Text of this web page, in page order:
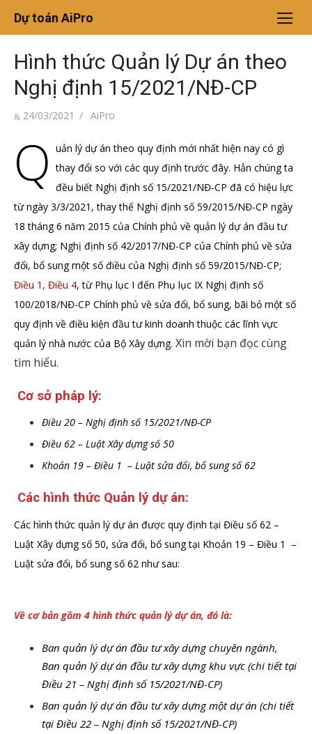
dung
Dự toán AiPro
Hình thức Quản lý Dự án theo
Nghị định 15/2021/NĐ-CP
Đăng
24/03/2021
Tác
AiPro
Q uản lý dự án theo quy định mới nhất hiện nay có gì
thay đổi so với các quy định trước đây. Hẳn chúng ta
đều biết Nghị định số 15/2021/NĐ-CP đã có hiệu lực
từ ngày 3/3/2021, thay thế Nghị định số 59/2015/NĐ-CP ngày
18 tháng 6 năm 2015 của Chính phủ về quản lý dự án đầu tư
xây dựng; Nghị định số 42/2017/NĐ-CP của Chính phủ về sửa
đổi, bổ sung một số điều của Nghị định số 59/2015/NĐ-CP;
Điều 1, Điều 4, từ Phụ lục I đến Phụ lục IX Nghị định số
100/2018/NĐ-CP Chính phủ về sửa đổi, bổ sung, bãi bỏ một số
quy định về điều kiện đầu tư kinh doanh thuộc các lĩnh vực
quản lý nhà nước của Bộ Xây dựng. Xin mời bạn đọc cùng
tìm hiểu.
Cơ sở pháp lý:
Điều 20 – Nghị định số 15/2021/NĐ-CP
Điều 62 – Luật Xây dựng số 50
Khoản 19 – Điều 1 – Luật sửa đổi, bổ sung số 62
Các hình thức Quản lý dự án:
Các hình thức quản lý dự án được quy định tại Điều số 62 –
Luật Xây dựng số 50, sửa đổi, bổ sung tại Khoản 19 – Điều 1 –
Luật sửa đổi, bổ sung số 62 như sau:
Về cơ bản gồm 4 hình thức quản lý dự án, đó là:
Ban quản lý dự án đầu tư xây dựng chuyên ngành,
Ban quản lý dự án đầu tư xây dựng khu vực (chi tiết tại
Điều 21 – Nghị định số 15/2021/NĐ-CP)
Ban quản lý dự án đầu tư xây dựng một dự án (chi tiết
tại Điều 22 – Nghị định số 15/2021/NĐ-CP)